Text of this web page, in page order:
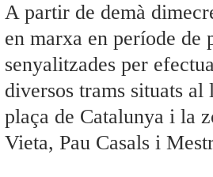
A partir de demà
en marxa en període de
senyalitzades per
diversos trams situats
plaça de Catalunya i la
Vieta, Pau Casals i